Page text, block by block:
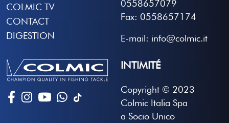
COLMIC TV
CONTACT
DIGESTION
0558657079
Fax: 0558657174
E-mail: info@colmic.it
INTIMITÉ
Copyright © 2023
Colmic Italia Spa
a Socio Unico